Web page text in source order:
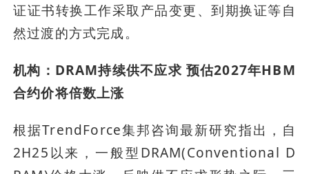
证证书转换工作采取产品变更、到期换证等自
然过渡的方式完成。
机构：DRAM持续供不应求 预估2027年HBM
合约价将倍数上涨
根据TrendForce集邦咨询最新研究指出，自
2H25以来，一般型DRAM(Conventional D